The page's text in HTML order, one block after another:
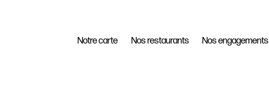
Notre carte Nos restaurants Nos engagements